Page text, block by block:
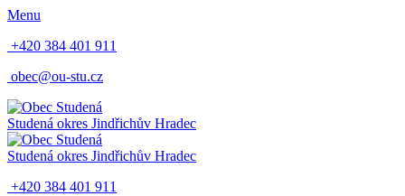
Menu
+420 384 401 911
obec@ou-stu.cz
Studená okres Jindřichův Hradec
Studená okres Jindřichův Hradec
+420 384 401 911